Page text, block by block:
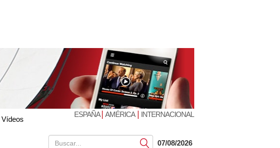
Vídeos
ESPAÑA| AMÉRICA| INTERNACIONAL
Submit07/08/2026